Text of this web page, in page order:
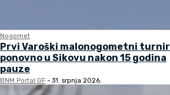
Nogomet
Prvi Varoški malonogometni turnir
ponovno u Sikovu nakon 15 godina
pauze
BNM Portal GF - 31. srpnja 2026.